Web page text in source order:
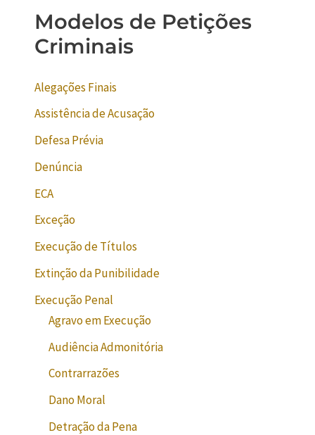
Modelos de Petições
Criminais
Alegações Finais
Assistência de Acusação
Defesa Prévia
Denúncia
ECA
Exceção
Execução de Títulos
Extinção da Punibilidade
Execução Penal
Agravo em Execução
Audiência Admonitória
Contrarrazões
Dano Moral
Detração da Pena